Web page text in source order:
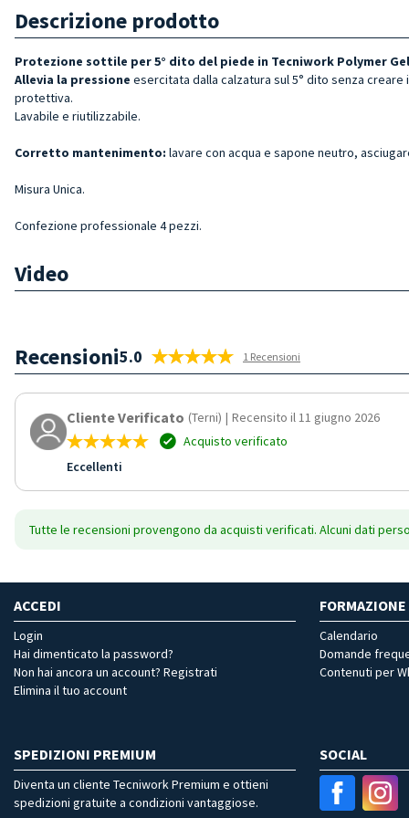
Descrizione prodotto
Protezione sottile per 5° dito del piede in Tecniwork Polymer
Allevia la pressione esercitata dalla calzatura sul 5° dito senza
protettiva.
Lavabile e riutilizzabile.
Corretto mantenimento: lavare con acqua e sapone neutro,
Misura Unica.
Confezione professionale 4 pezzi.
Video
Recensioni5.0 1 Recensioni
Cliente Verificato (Terni) | Recensito il 11 giugno 2026
Acquisto verificato
Eccellenti
Tutte le recensioni provengono da acquisti verificati. Alcuni dati
ACCEDI
Login
Hai dimenticato la password?
Non hai ancora un account? Registrati
Elimina il tuo account
FORMAZIONE
Calendario
Domande
Contenuti per
SPEDIZIONI PREMIUM
Diventa un cliente Tecniwork Premium e ottieni
spedizioni gratuite a condizioni vantaggiose.
SOCIAL